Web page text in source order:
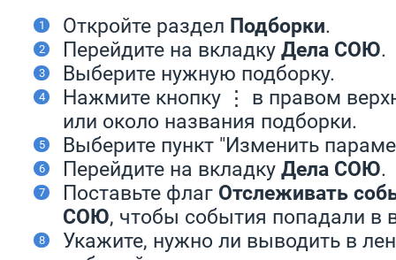
Откройте раздел Подборки.
Перейдите на вкладку Дела СОЮ.
Выберите нужную подборку.
Нажмите кнопку ⋮ в правом
или около названия подборки.
Выберите пункт "Изменить
Перейдите на вкладку Дела СОЮ.
Поставьте флаг Отслеживать
СОЮ, чтобы события попадали в
Укажите, нужно ли выводить в